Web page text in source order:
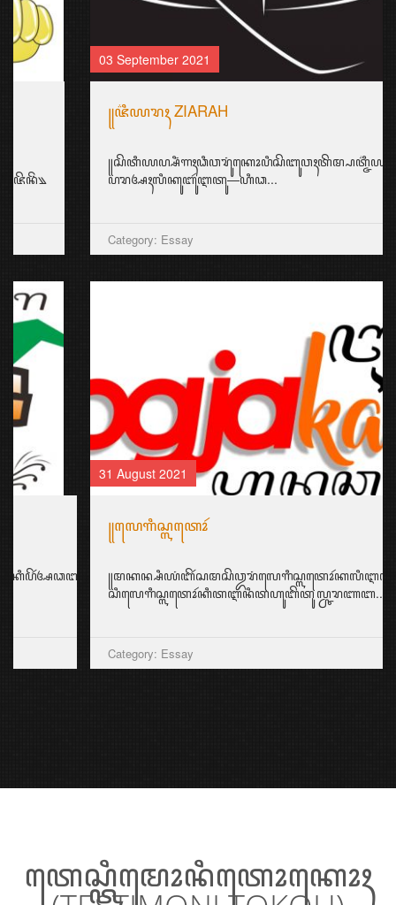
03 September 2021
꧋ꦗ꦳ꦶꦪꦫꦃ ZIARAH
ꦥꦫꦄꦃꦭꦶꦏꦸꦧꦸꦂꦆꦠꦸ—ꦲꦶꦣ...
Category: Essay
31 August 2021
꧋ꦭꦺꦒꦶꦱ꧀ꦭꦠꦺꦴꦂ
ꦱꦶꦭꦺꦒꦶꦱ꧀ꦭꦠꦺꦴꦂꦏꦶꦠꦆꦤꦶꦠꦲꦸꦧꦼꦠꦸꦭ꧀ꦕꦫꦚꦧ...
Category: Essay
ꦠꦺꦱ꧀ꦠꦶꦩꦺꦴꦤꦶꦠꦺꦴꦏꦺꦴꦃ